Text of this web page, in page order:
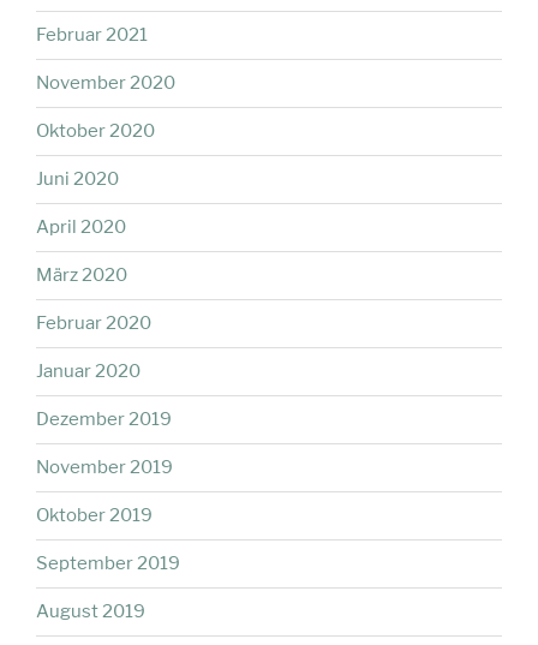
Februar 2021
November 2020
Oktober 2020
Juni 2020
April 2020
März 2020
Februar 2020
Januar 2020
Dezember 2019
November 2019
Oktober 2019
September 2019
August 2019